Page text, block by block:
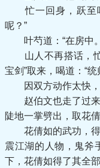
忙一回身，跃至叶
呢？”
叶芍道：“在房中
山人不再搭话，忙
宝剑”取来，喝道：“
因双方动作太快，
赵伯文也走了过来
陡地一掌劈出，取花
花倩如的武功，得
震江湖的人物，鬼斧
下，花倩如得了其全